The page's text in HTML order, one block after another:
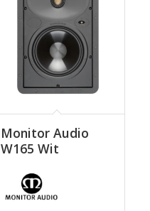
Monitor Audio
W165 Wit